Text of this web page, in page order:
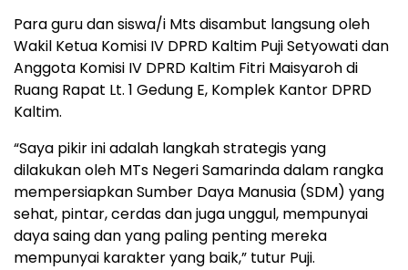
Para guru dan siswa/i Mts disambut langsung oleh
Wakil Ketua Komisi IV DPRD Kaltim Puji Setyowati dan
Anggota Komisi IV DPRD Kaltim Fitri Maisyaroh di
Ruang Rapat Lt. 1 Gedung E, Komplek Kantor DPRD
Kaltim.
“Saya pikir ini adalah langkah strategis yang
dilakukan oleh MTs Negeri Samarinda dalam rangka
mempersiapkan Sumber Daya Manusia (SDM) yang
sehat, pintar, cerdas dan juga unggul, mempunyai
daya saing dan yang paling penting mereka
mempunyai karakter yang baik,” tutur Puji.